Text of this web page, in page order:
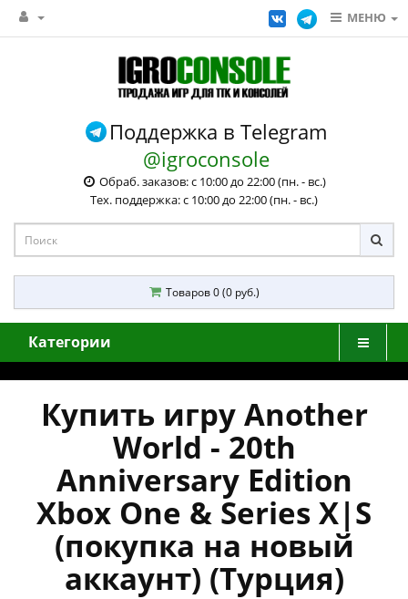
МЕНЮ
Поддержка в Telegram
@igroconsole
Обраб. заказов: с 10:00 до 22:00 (пн. - вс.)
Тех. поддержка: с 10:00 до 22:00 (пн. - вс.)
Товаров 0 (0 руб.)
Категории
Купить игру Another
World - 20th
Anniversary Edition
Xbox One & Series X|S
(покупка на новый
аккаунт) (Турция)